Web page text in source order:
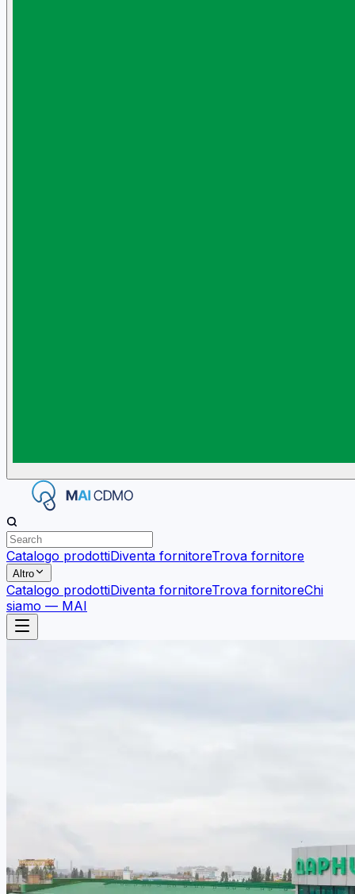
Catalogo prodottiDiventa fornitoreTrova fornitore
Altro
Catalogo prodottiDiventa fornitoreTrova fornitoreChi
siamo — MAI